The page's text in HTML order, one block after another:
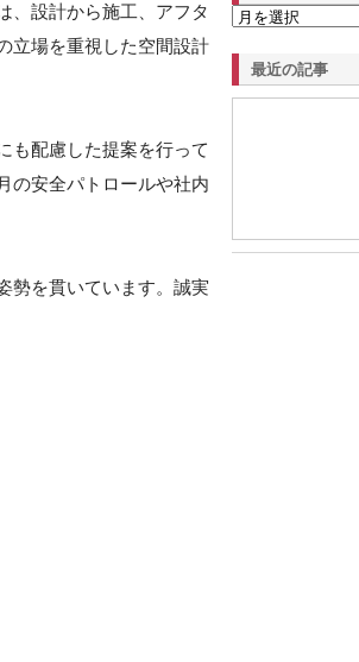
、設計から施工、アフタ
立場を重視した空間設計
も配慮した提案を行って
の安全パトロールや社内
勢を貫いています。誠実
最近の記事